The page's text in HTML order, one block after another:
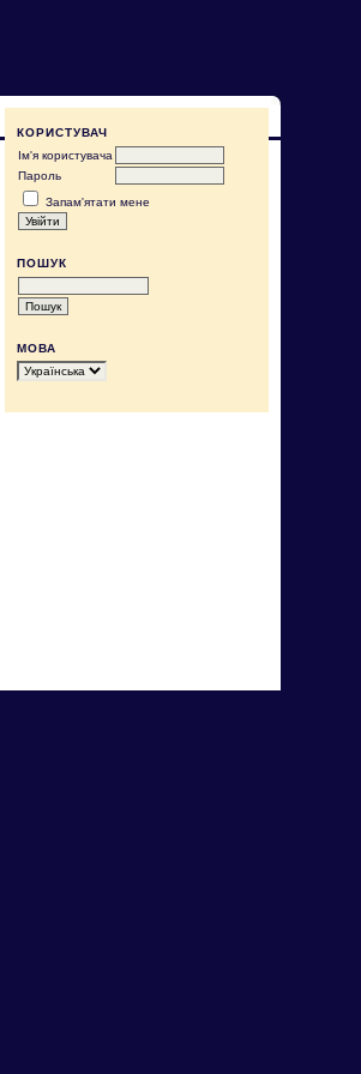
КОРИСТУВАЧ
Ім'я користувача
Пароль
Запам'ятати мене
ПОШУК
МОВА